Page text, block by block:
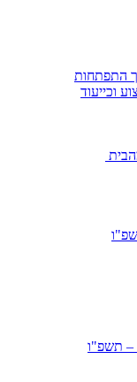
התפתחות
וכייעוד
– תשפ"ו